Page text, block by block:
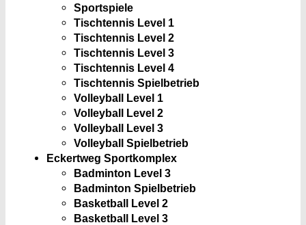
Sportspiele
Tischtennis Level 1
Tischtennis Level 2
Tischtennis Level 3
Tischtennis Level 4
Tischtennis Spielbetrieb
Volleyball Level 1
Volleyball Level 2
Volleyball Level 3
Volleyball Spielbetrieb
Eckertweg Sportkomplex
Badminton Level 3
Badminton Spielbetrieb
Basketball Level 2
Basketball Level 3